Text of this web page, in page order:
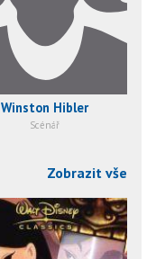
Winston Hibler
Scénář
Zobrazit vše